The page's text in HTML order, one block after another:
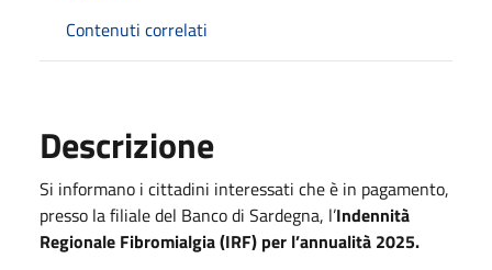
Contenuti correlati
Descrizione
Si informano i cittadini interessati che è in pagamento,
presso la filiale del Banco di Sardegna, l’Indennità
Regionale Fibromialgia (IRF) per l’annualità 2025.